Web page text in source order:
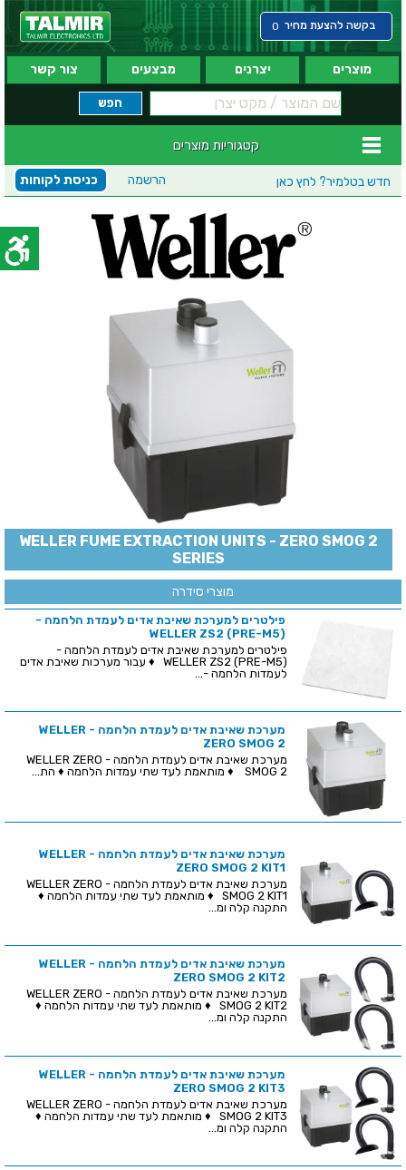
בקשה להצעת מחיר 0
מוצרים יצרנים מבצעים צור קשר
קטגוריות מוצרים
חדש בטלמיר? לחץ כאן כניסת לקוחות הרשמה
WELLER FUME EXTRACTION UNITS - ZERO SMOG 2
SERIES
מוצרי סידרה
פילטרים למערכת שאיבת אדים לעמדת הלחמה -
(WELLER ZS2 (PRE-M5
פילטרים למערכת שאיבת אדים לעמדת הלחמה -
(WELLER ZS2 (PRE-M5 ♦ עבור מערכות שאיבת אדים
לעמדות הלחמה -...
מערכת שאיבת אדים לעמדת הלחמה - WELLER
ZERO SMOG 2
מערכת שאיבת אדים לעמדת הלחמה - WELLER ZERO
SMOG 2 ♦ מותאמת לעד שתי עמדות הלחמה ♦ הת...
מערכת שאיבת אדים לעמדת הלחמה - WELLER
ZERO SMOG 2 KIT1
מערכת שאיבת אדים לעמדת הלחמה - WELLER ZERO
SMOG 2 KIT1 ♦ מותאמת לעד שתי עמדות הלחמה ♦
התקנה קלה ומ...
מערכת שאיבת אדים לעמדת הלחמה - WELLER
ZERO SMOG 2 KIT2
מערכת שאיבת אדים לעמדת הלחמה - WELLER ZERO
SMOG 2 KIT2 ♦ מותאמת לעד שתי עמדות הלחמה ♦
התקנה קלה ומ...
מערכת שאיבת אדים לעמדת הלחמה - WELLER
ZERO SMOG 2 KIT3
מערכת שאיבת אדים לעמדת הלחמה - WELLER ZERO
SMOG 2 KIT3 ♦ מותאמת לעד שתי עמדות הלחמה ♦
התקנה קלה ומ...